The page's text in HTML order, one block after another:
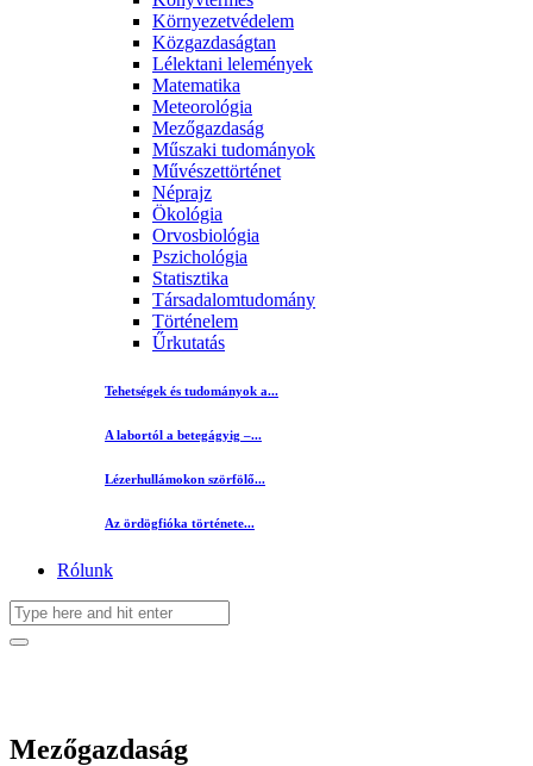
Környezetvédelem
Közgazdaságtan
Lélektani lelemények
Matematika
Meteorológia
Mezőgazdaság
Műszaki tudományok
Művészettörténet
Néprajz
Ökológia
Orvosbiológia
Pszichológia
Statisztika
Társadalomtudomány
Történelem
Űrkutatás
Tehetségek és tudományok a...
A labortól a betegágyig –...
Lézerhullámokon szörfölő...
Az ördögfióka története...
Rólunk
Mezőgazdaság